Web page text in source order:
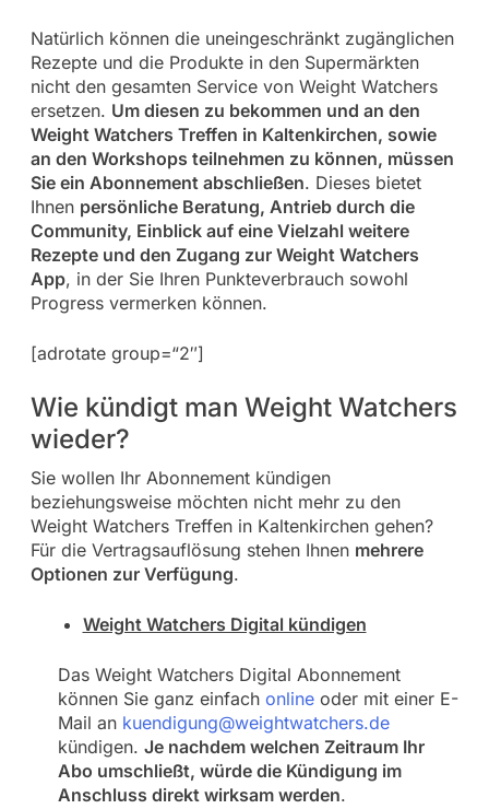
Natürlich können die uneingeschränkt zugänglichen
Rezepte und die Produkte in den Supermärkten
nicht den gesamten Service von Weight Watchers
ersetzen. Um diesen zu bekommen und an den
Weight Watchers Treffen in Kaltenkirchen, sowie
an den Workshops teilnehmen zu können, müssen
Sie ein Abonnement abschließen. Dieses bietet
Ihnen persönliche Beratung, Antrieb durch die
Community, Einblick auf eine Vielzahl weitere
Rezepte und den Zugang zur Weight Watchers
App, in der Sie Ihren Punkteverbrauch sowohl
Progress vermerken können.
[adrotate group=“2″]
Wie kündigt man Weight Watchers
wieder?
Sie wollen Ihr Abonnement kündigen
beziehungsweise möchten nicht mehr zu den
Weight Watchers Treffen in Kaltenkirchen gehen?
Für die Vertragsauflösung stehen Ihnen mehrere
Optionen zur Verfügung.
Weight Watchers Digital kündigen
Das Weight Watchers Digital Abonnement
können Sie ganz einfach onlineoder mit einer E-
Mail an kuendigung@weightwatchers.de
kündigen. Je nachdem welchen Zeitraum Ihr
Abo umschließt, würde die Kündigung im
Anschluss direkt wirksam werden.